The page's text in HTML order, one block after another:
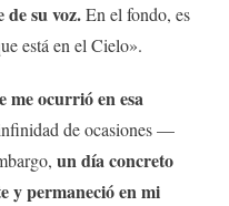
su voz.En el fondo, es
está en el Cielo».
me ocurrió en esa
de ocasiones —
un día concreto
y permaneció en mi